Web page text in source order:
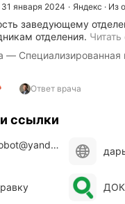
31 января 2024
Яндекс · Из
заведующему
отделения.
— Специализированная
Ответ врача
ссылки
mikrorobot@yandex.ru